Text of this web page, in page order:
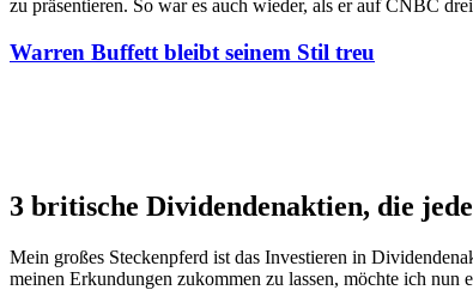
zu präsentieren. So war es auch wieder, als er auf CNBC
Warren Buffett bleibt seinem Stil treu
3 britische Dividendenaktien, die
Mein großes Steckenpferd ist das Investieren in
meinen Erkundungen zukommen zu lassen, möchte ich